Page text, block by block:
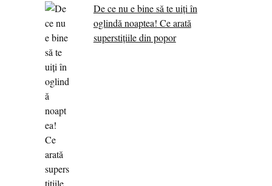
De ce nu e bine să te uiți în
oglindă noaptea! Ce arată
superstițiile din popor